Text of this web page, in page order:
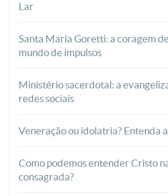
Lar
Santa Maria Goretti: a coragem
mundo de impulsos
Ministério sacerdotal: a
redes sociais
Veneração ou idolatria? Entenda
Como podemos entender Cristo
consagrada?